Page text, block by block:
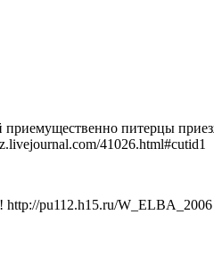
приемущественно питерцы
41026.html#cutid1
pu112.h15.ru/W_ELBA_2006